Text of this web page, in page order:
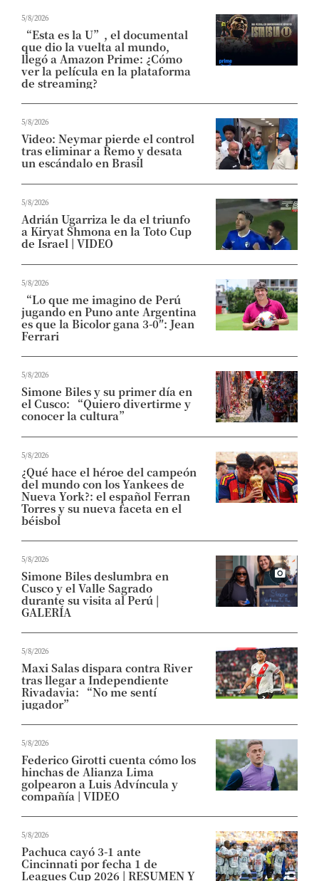
5/8/2026
“Esta es la U”, el documental
que dio la vuelta al mundo,
llegó a Amazon Prime: ¿Cómo
ver la película en la plataforma
de streaming?
5/8/2026
Video: Neymar pierde el control
tras eliminar a Remo y desata
un escándalo en Brasil
5/8/2026
Adrián Ugarriza le da el triunfo
a Kiryat Shmona en la Toto Cup
de Israel | VIDEO
5/8/2026
“Lo que me imagino de Perú
jugando en Puno ante Argentina
es que la Bicolor gana 3-0″: Jean
Ferrari
5/8/2026
Simone Biles y su primer día en
el Cusco: “Quiero divertirme y
conocer la cultura”
5/8/2026
¿Qué hace el héroe del campeón
del mundo con los Yankees de
Nueva York?: el español Ferran
Torres y su nueva faceta en el
béisbol
5/8/2026
Simone Biles deslumbra en
Cusco y el Valle Sagrado
durante su visita al Perú |
GALERÍA
5/8/2026
Maxi Salas dispara contra River
tras llegar a Independiente
Rivadavia: “No me sentí
jugador”
5/8/2026
Federico Girotti cuenta cómo los
hinchas de Alianza Lima
golpearon a Luis Advíncula y
compañía | VIDEO
5/8/2026
Pachuca cayó 3-1 ante
Cincinnati por fecha 1 de
Leagues Cup 2026 | RESUMEN Y